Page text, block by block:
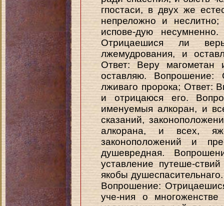
гпостаси, в двух же
непреложно и
испове-дую
Отрицаешися ли
лжемудрования, и
Ответ: Веру магометан
оставляю. Вопрошение:
лживаго пророка; Ответ:
и отрицаюся его.
именуемыя алкоран, и
сказаний,
алкорана, и всех,
законоположений и
душевредная.
уставление путеше-
якобы
Вопрошение:
уче-ния о